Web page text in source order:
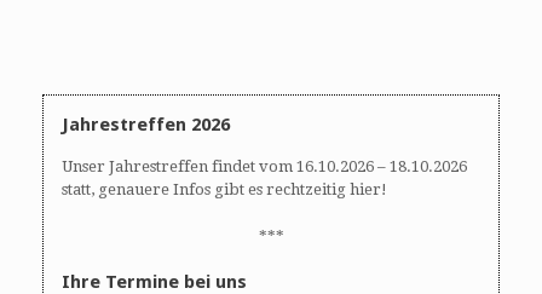
Jahrestreffen 2026
Unser Jahrestreffen findet vom 16.10.2026 – 18.10.2026
statt, genauere Infos gibt es rechtzeitig hier!
***
Ihre Termine bei uns